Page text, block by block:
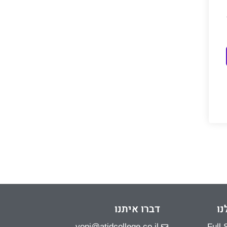
דברו איתנו